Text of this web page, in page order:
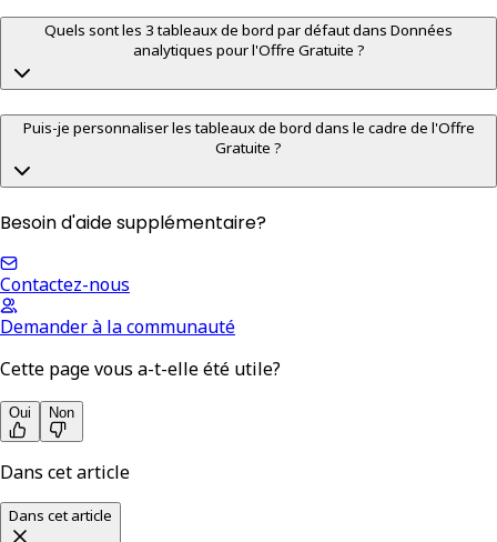
Quels sont les 3 tableaux de bord par défaut dans Données
analytiques pour l'Offre Gratuite ?
Puis-je personnaliser les tableaux de bord dans le cadre de l'Offre
Gratuite ?
Besoin d'aide supplémentaire?
Contactez-nous
Demander à la communauté
Cette page vous a-t-elle été utile?
Oui Non
Dans cet article
Dans cet article